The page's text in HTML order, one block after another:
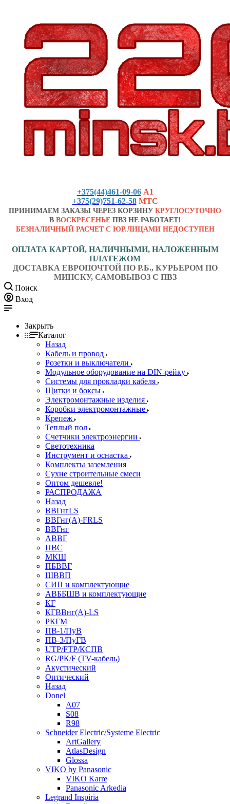
+375(44)461-09-06 А1
+375(29)751-62-58 МТС
ПРИНИМАЕМ ЗАКАЗЫ ЧЕРЕЗ КОРЗИНУ КРУГЛОСУТОЧНО
В ВОСКРЕСЕНЬЕ ПВЗ НЕ РАБОТАЕТ!
БЕЗНАЛИЧНЫЙ РАСЧЕТ С ЮР.ЛИЦАМИ НЕДОСТУПЕН
ОПЛАТА КАРТОЙ, НАЛИЧНЫМИ, НАЛОЖЕННЫМ
ПЛАТЕЖОМ
ДОСТАВКА ЕВРОПОЧТОЙ ПО Р.Б., КУРЬЕРОМ ПО
МИНСКУ, САМОВЫВОЗ С ПВЗ
Поиск
Вход
Закрыть
Каталог
Назад
Кабель и провод
Розетки и выключатели
Модульное оборудование на DIN-рейку
Системы для прокладки кабеля
Щитки и боксы
Электромонтажные изделия
Коробки электромонтажные
Крепеж
Теплый пол
Счетчики электроэнергии
Светотехника
Инструмент и оснастка
Комплекты заземления
Сухие строительные смеси
Оптом дешевле!
РАСПРОДАЖА
Назад
ВВГнгLS
ВВГнг(А)-FRLS
ВВГнг
АВВГ
ПВС
МКШ
ПБВВГ
ШВВП
СИП и комплектующие
АВББШВ и комплектующие
КГ
КГВВнг(А)-LS
РКГМ
ПВ-1/ПуВ
ПВ-3/ПуГВ
UTP/FTP/КСПВ
RG/РК/F (TV-кабель)
Акустический
Оптический
Назад
Donel
A07
S08
R98
Schneider Electric/Systeme Electric
ArtGallery
AtlasDesign
Glossa
VIKO by Panasonic
VIKO Karre
Panasonic Arkedia
Legrand Inspiria